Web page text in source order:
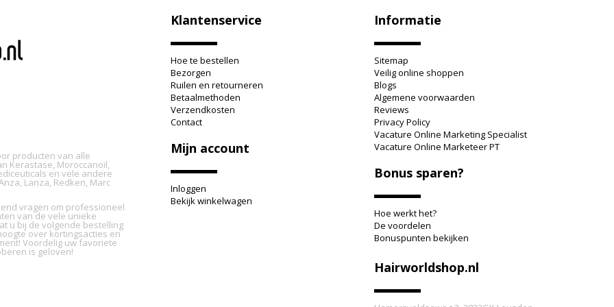
producten van alle
Kerastase, Moroccanoil,
en vele andere
Lanza, Redken, Marc
vragen om professioneel
van de vele unieke
u bij de volgende bestelling
over kortingsacties en
Voordelig uw favoriete
is geloven!
Klantenservice
Hoe te bestellen
Bezorgen
Ruilen en retourneren
Betaalmethoden
Verzendkosten
Contact
Mijn account
Inloggen
Bekijk winkelwagen
Informatie
Sitemap
Veilig online shoppen
Blogs
Algemene voorwaarden
Reviews
Privacy Policy
Vacature Online Marketing Specialist
Vacature Online Marketeer PT
Bonus sparen?
Hoe werkt het?
De voordelen
Bonuspunten bekijken
Hairworldshop.nl